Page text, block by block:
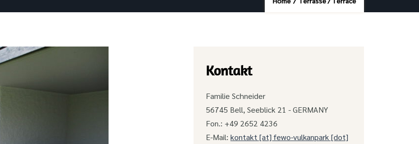
Kontakt
Familie Schneider
56745 Bell, Seeblick 21 - GERMANY
Fon.: +49 2652 4236
E-Mail:kontakt [at] fewo-vulkanpark [dot]